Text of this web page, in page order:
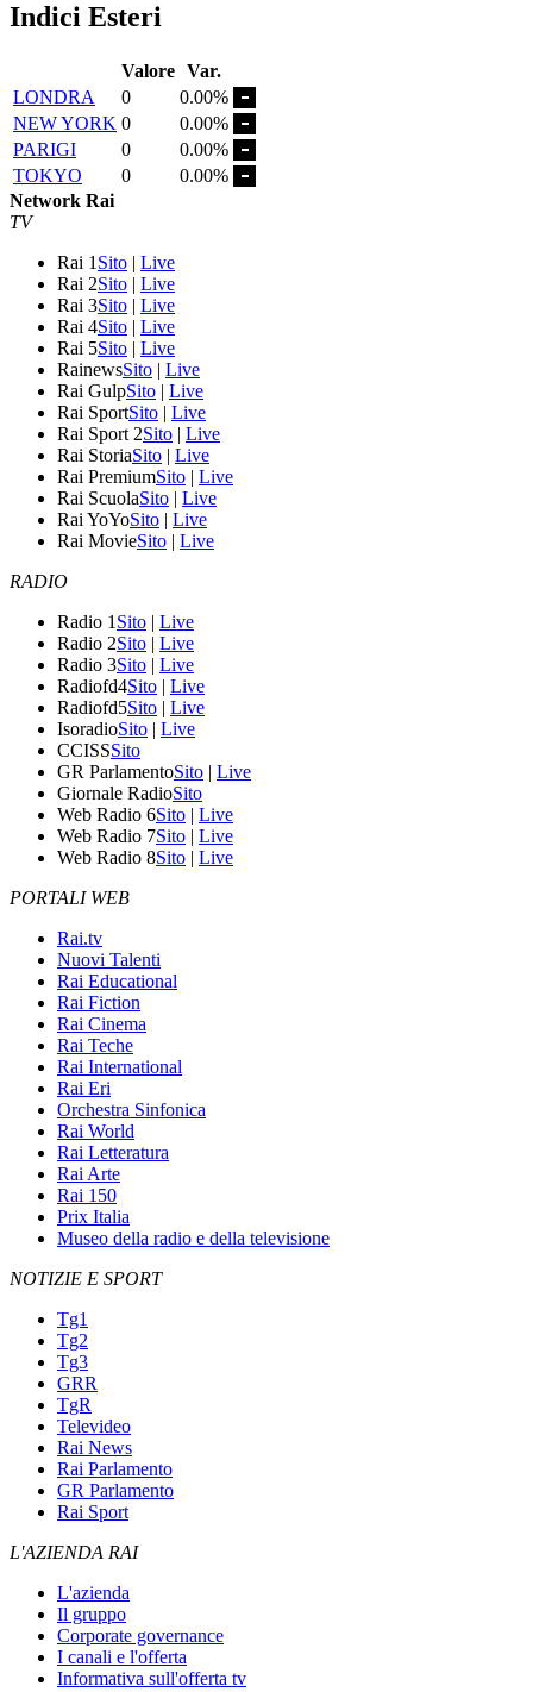
Indici Esteri
Valore Var.
LONDRA
0
0.00%
NEW YORK 0
0.00%
PARIGI
0
0.00%
TOKYO
0
0.00%
Network Rai
TV
Rai 1 Sito | Live
Rai 2Sito | Live
Rai 3Sito | Live
Rai 4Sito | Live
Rai 5Sito | Live
RainewsSito | Live
Rai GulpSito | Live
Rai SportSito | Live
Rai Sport 2Sito | Live
Rai StoriaSito | Live
Rai PremiumSito | Live
Rai ScuolaSito | Live
Rai YoYoSito | Live
Rai MovieSito | Live
RADIO
Radio 1 Sito | Live
Radio 2Sito | Live
Radio 3Sito | Live
Radiofd4Sito | Live
Radiofd5Sito | Live
IsoradioSito | Live
CCISSSito
GR ParlamentoSito | Live
Giornale RadioSito
Web Radio 6Sito | Live
Web Radio 7Sito | Live
Web Radio 8Sito | Live
PORTALI WEB
Rai.tv
Nuovi Talenti
Rai Educational
Rai Fiction
Rai Cinema
Rai Teche
Rai International
Rai Eri
Orchestra Sinfonica
Rai World
Rai Letteratura
Rai Arte
Rai 150
Prix Italia
Museo della radio e della televisione
NOTIZIE E SPORT
Tg1
Tg2
Tg3
GRR
TgR
Televideo
Rai News
Rai Parlamento
GR Parlamento
Rai Sport
L'AZIENDA RAI
L'azienda
Il gruppo
Corporate governance
I canali e l'offerta
Informativa sull'offerta tv